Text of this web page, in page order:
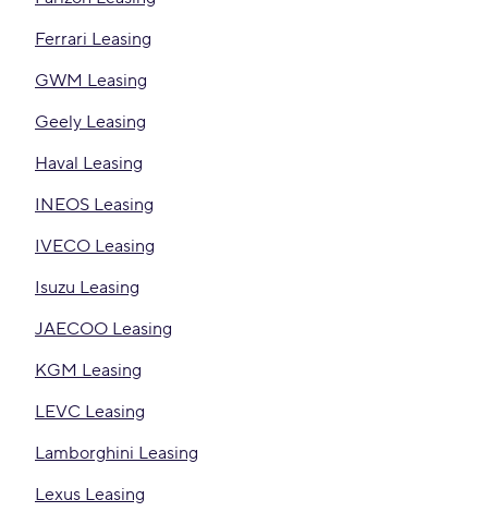
Ferrari Leasing
GWM Leasing
Geely Leasing
Haval Leasing
INEOS Leasing
IVECO Leasing
Isuzu Leasing
JAECOO Leasing
KGM Leasing
LEVC Leasing
Lamborghini Leasing
Lexus Leasing